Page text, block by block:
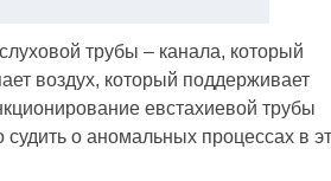
трубы – канала, который
воздух, который поддерживает
евстахиевой трубы
о аномальных процессах в